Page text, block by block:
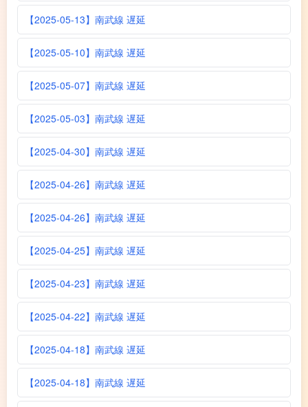
【2025-05-13】南武線 遅延
【2025-05-10】南武線 遅延
【2025-05-07】南武線 遅延
【2025-05-03】南武線 遅延
【2025-04-30】南武線 遅延
【2025-04-26】南武線 遅延
【2025-04-26】南武線 遅延
【2025-04-25】南武線 遅延
【2025-04-23】南武線 遅延
【2025-04-22】南武線 遅延
【2025-04-18】南武線 遅延
【2025-04-18】南武線 遅延